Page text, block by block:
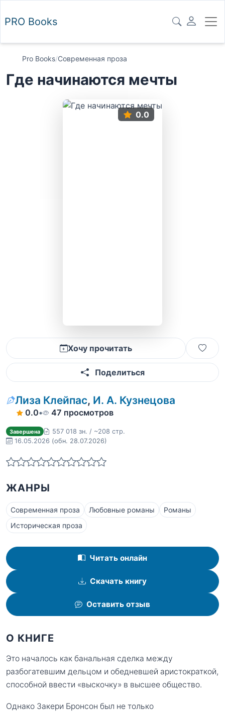
PRO Books
Pro Books/Современная проза
Где начинаются мечты
0.0
Хочу прочитать
Поделиться
Лиза Клейпас, И. А. Кузнецова
0.0• 47 просмотров
Завершена
557 018 зн. / ~208 стр.
16.05.2026 (обн. 28.07.2026)
ЖАНРЫ
Современная проза Любовные романы
Романы
Историческая проза
Читать онлайн
Скачать книгу
Оставить отзыв
О КНИГЕ
Это началось как банальная сделка между
разбогатевшим дельцом и обедневшей аристократкой,
способной ввести «выскочку» в высшее общество.
Однако Закери Бронсон был не только